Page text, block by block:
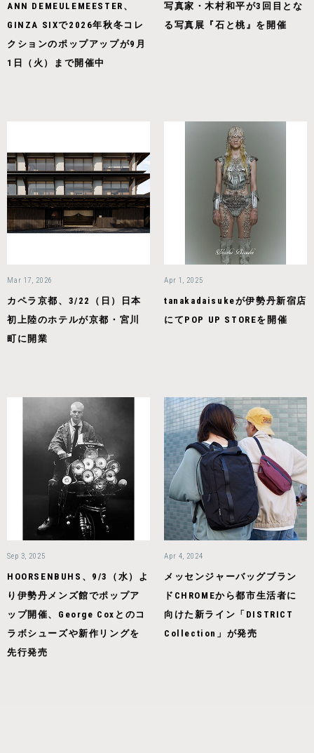
ANN DEMEULEMEESTER、
GINZA SIXで2026年秋冬コレ
クションのポップアップが9月
1日（火）まで開催中
写真家・木村和平が3回目とな
る写真展『石と桃』を開催
Mar 17, 2026
カペラ京都、3/22（日）日本
初上陸のホテルが京都・宮川
町に開業
Apr 1, 2025
tanakadaisukeが伊勢丹新宿店
にてPOP UP STOREを開催
Sep 3, 2025
HOORSENBUHS、9/3（水）よ
り伊勢丹メンズ館でポップア
ップ開催、George Coxとのコ
ラボシューズや新作リングを
先行発売
Apr 4, 2024
メッセンジャーバッグブラン
ドCHROMEから都市生活者に
向けた新ライン「DISTRICT
Collection」が発売